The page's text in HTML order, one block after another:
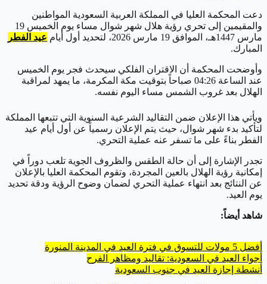
دعت المحكمة العليا في المملكة العربية السعودية المواطنين
والمقيمين إلى تحري رؤية هلال شهر شوال مساء يوم الخميس 19
مارس 1447هـ، الموافق 19 مارس 2026، لتحديد أول أيام
عيد الفطر
المبارك.
وأوضحت المحكمة أن الاقتران الفلكي سيحدث فجر يوم الخميس
عند الساعة 04:26 صباحاً بتوقيت مكة المكرمة، ما يمهد لمراقبة
الهلال بعد غروب الشمس مساء اليوم نفسه.
ويأتي هذا الإعلان ضمن التقاليد الشرعية السنوية التي تتبعها المملكة
لتأكيد بدء شهر شوال، حيث يتم الإعلان رسمياً عن أول أيام عيد
الفطر بناءً على ما تسفر عنه عملية التحري.
تجدر الإشارة إلى أن حالة الطقس والظروف الجوية تلعب دوراً في
إمكانية رؤية الهلال بالعين المجردة، وتقوم المحكمة العليا بالإعلان
عن النتائج بعد انتهاء عملية التحري لضمان وضوح الرؤية ودقة تحديد
يوم العيد.
شاهد أيضاً:
أفضل 5 مولات للتسوق في فترة العيد في المدينة المنورة
أجواء العيد في السعودية: تقاليد ومظاهر الفرح
أنشطة إجازة العيد في جنوب السعودية